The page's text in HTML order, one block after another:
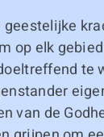
op elk
te
van de